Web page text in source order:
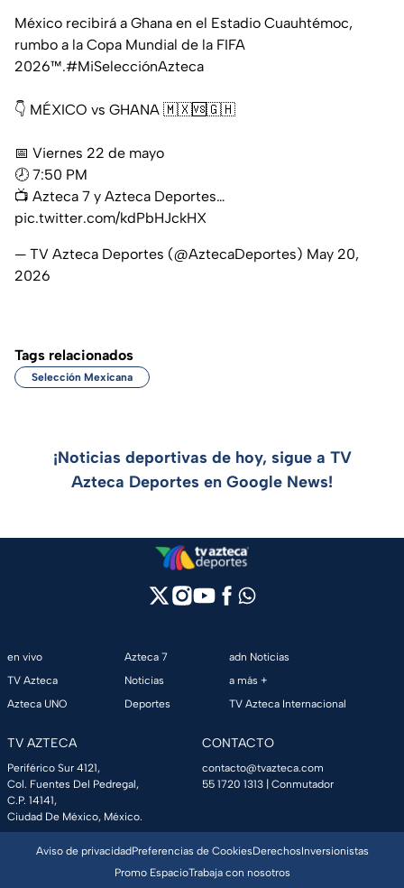
México recibirá a Ghana en el Estadio Cuauhtémoc,
rumbo a la Copa Mundial de la FIFA
2026™.#MiSelecciónAzteca
👇 MÉXICO vs GHANA 🇲🇽🆚🇬🇭
📅 Viernes 22 de mayo⁣
🕗 7:50 PM⁣
📺 Azteca 7 y Azteca Deportes…
pic.twitter.com/kdPbHJckHX
— TV Azteca Deportes (@AztecaDeportes) May 20,
2026
Tags relacionados
Selección Mexicana
¡Noticias deportivas de hoy, sigue a TV
Azteca Deportes en Google News!
en vivo
TV Azteca
Azteca UNO
Azteca 7
Noticias
Deportes
adn Noticias
a más +
TV Azteca Internacional
TV AZTECA
Periférico Sur 4121,
Col. Fuentes Del Pedregal,
C.P. 14141,
Ciudad De México, México.
CONTACTO
contacto@tvazteca.com
55 1720 1313 | Conmutador
Aviso de privacidadPreferencias de CookiesDerechosInversionistas
Promo EspacioTrabaja con nosotros